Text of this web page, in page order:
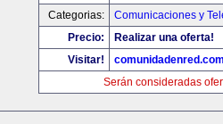
Categorias:
Comunicaciones y
Precio:
Realizar una oferta!
Visitar!
Serán consideradas